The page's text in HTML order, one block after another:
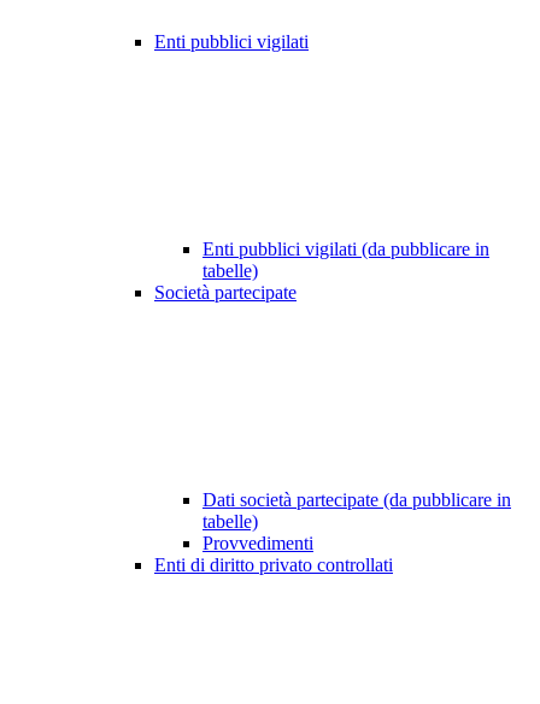
Enti pubblici vigilati
Enti pubblici vigilati (da pubblicare in
tabelle)
Società partecipate
Dati società partecipate (da pubblicare in
tabelle)
Provvedimenti
Enti di diritto privato controllati